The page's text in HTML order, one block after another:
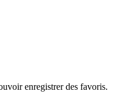
enregistrer des favoris.